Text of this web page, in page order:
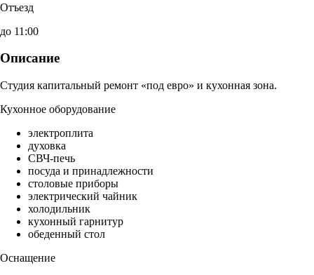
Отъезд
до 11:00
Описание
Студия капитальный ремонт «под евро» и кухонная зона.
Кухонное оборудование
электроплита
духовка
СВЧ-печь
посуда и принадлежности
столовые приборы
электрический чайник
холодильник
кухонный гарнитур
обеденный стол
Оснащение